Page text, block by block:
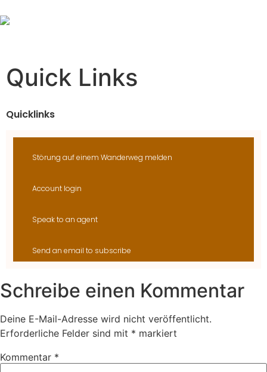
Quick Links
Quicklinks
Störung auf einem Wanderweg melden
Account login
Speak to an agent
Send an email to subscribe
Schreibe einen Kommentar
Deine E-Mail-Adresse wird nicht veröffentlicht.
Erforderliche Felder sind mit * markiert
Kommentar *